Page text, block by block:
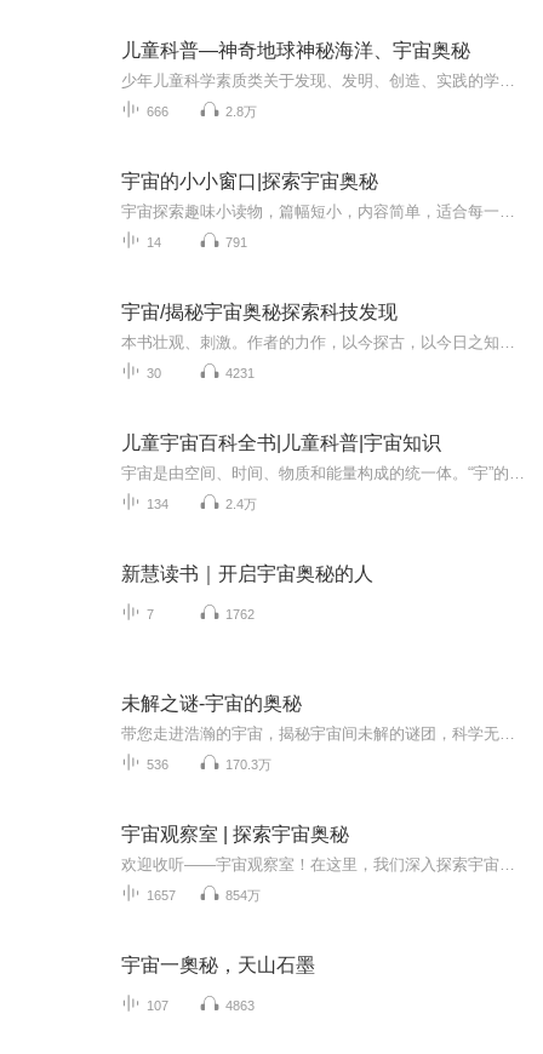
儿童科普—神奇地球神秘海洋、宇宙奥秘
666 2.8万
宇宙的小小窗口|探索宇宙奥秘
14 791
宇宙/揭秘宇宙奥秘探索科技发现
30 4231
儿童宇宙百科全书|儿童科普|宇宙知识
134 2.4万
新慧读书｜开启宇宙奥秘的人
7 1762
未解之谜-宇宙的奥秘
536 170.3万
宇宙观察室 | 探索宇宙奥秘
1657 854万
宇宙一奧秘，天山石墨
107 4863